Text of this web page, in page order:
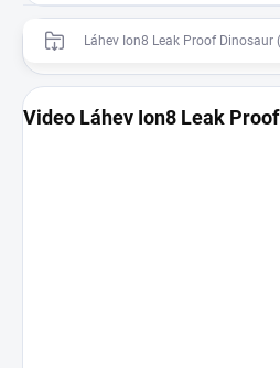
Láhev Ion8 Leak Proof Dinosaur
Video Láhev Ion8 Leak